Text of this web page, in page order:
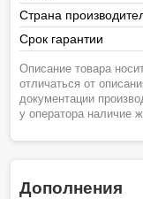
Страна
Срок гарантии
Описание товара
отличаться от
документации
у оператора наличие
Дополнения